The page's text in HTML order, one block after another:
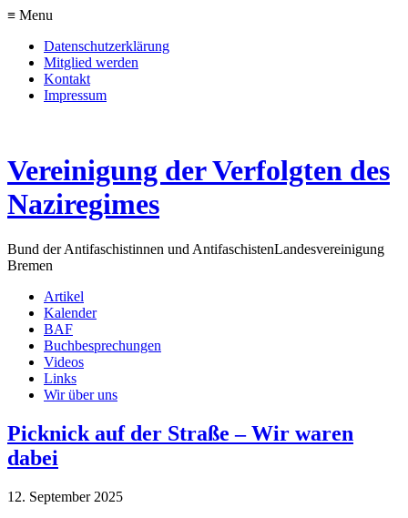
≡ Menu
Datenschutzerklärung
Mitglied werden
Kontakt
Impressum
Vereinigung der Verfolgten des
Naziregimes
Bund der Antifaschistinnen und AntifaschistenLandesvereinigung
Bremen
Artikel
Kalender
BAF
Buchbesprechungen
Videos
Links
Wir über uns
Picknick auf der Straße – Wir waren
dabei
12. September 2025